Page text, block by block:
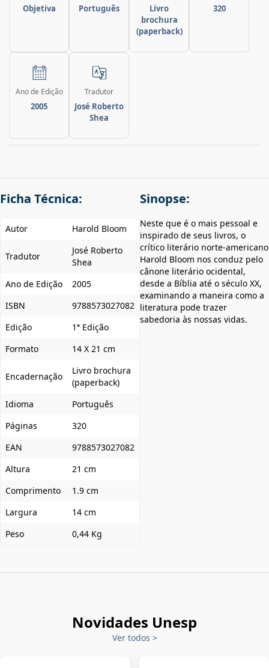
Objetiva Português
Livro
brochura
(paperback)
320
Ano de Edição
2005
Tradutor
José Roberto
Shea
Ficha Técnica:
Autor Harold Bloom
Tradutor
José Roberto
Shea
Ano de Edição
2005
ISBN
9788573027082
Edição
1ª Edição
Formato
14 X 21 cm
Encadernação
Livro brochura
(paperback)
Idioma
Português
Páginas
320
EAN
9788573027082
Altura
21 cm
Comprimento
1.9 cm
Largura
14 cm
Peso
0,44 Kg
Sinopse:
Neste que é o mais pessoal e
inspirado de seus livros, o
crítico literário norte-americano
Harold Bloom nos conduz pelo
cânone literário ocidental,
desde a Bíblia até o século XX,
examinando a maneira como a
literatura pode trazer
sabedoria às nossas vidas.
Novidades Unesp
Ver todos >